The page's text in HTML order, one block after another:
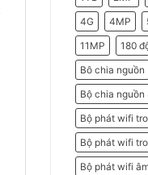
Nghiệp
Nên
Chọn
Máy
Chấm
Công
Hikvision
4G
4MP
11MP
180
Bô chia nguồn
Bộ chia nguồn
Bộ phát wifi
Bộ phát wifi
Bộ phát wifi